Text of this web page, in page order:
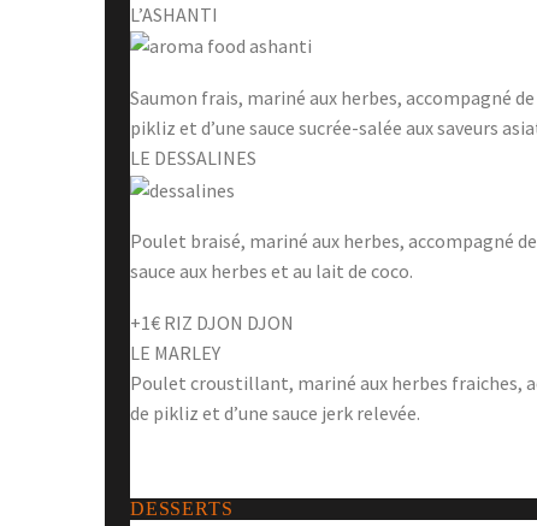
L’ASHANTI
Saumon frais, mariné aux herbes, accompagné
pikliz et d’une sauce sucrée-salée aux saveurs
LE DESSALINES
Poulet braisé, mariné aux herbes, accompagné
sauce aux herbes et au lait de coco.
+1€ RIZ DJON DJON
LE MARLEY
Poulet croustillant, mariné aux herbes fraiches,
de pikliz et d’une sauce jerk relevée.
DESSERTS